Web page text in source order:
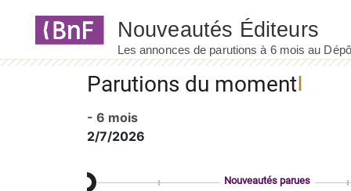
Parutions du moment
- 6 mois
2/7/2026
Nouveautés parues